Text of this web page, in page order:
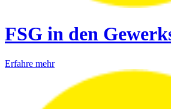
FSG in den
Erfahre mehr